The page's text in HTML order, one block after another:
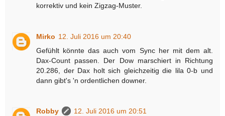
korrektiv und kein Zigzag-Muster.
Mirko 12. Juli 2016 um 20:40
Gefühlt könnte das auch vom Sync her mit dem alt.
Dax-Count passen. Der Dow marschiert in Richtung
20.286, der Dax holt sich gleichzeitig die lila 0-b und
dann gibt's 'n ordentlichen downer.
Robby
12. Juli 2016 um 20:51